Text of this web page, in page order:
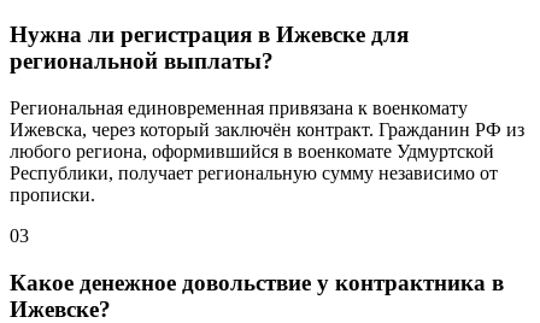
Нужна ли регистрация в Ижевске для
региональной выплаты?
Региональная единовременная привязана к военкомату
Ижевска, через который заключён контракт. Гражданин РФ из
любого региона, оформившийся в военкомате Удмуртской
Республики, получает региональную сумму независимо от
прописки.
03
Какое денежное довольствие у контрактника в
Ижевске?